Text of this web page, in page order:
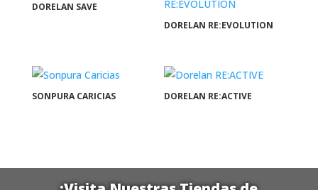
DORELAN SAVE
DORELAN RE:EVOLUTION
SONPURA CARICIAS DORELAN RE:ACTIVE